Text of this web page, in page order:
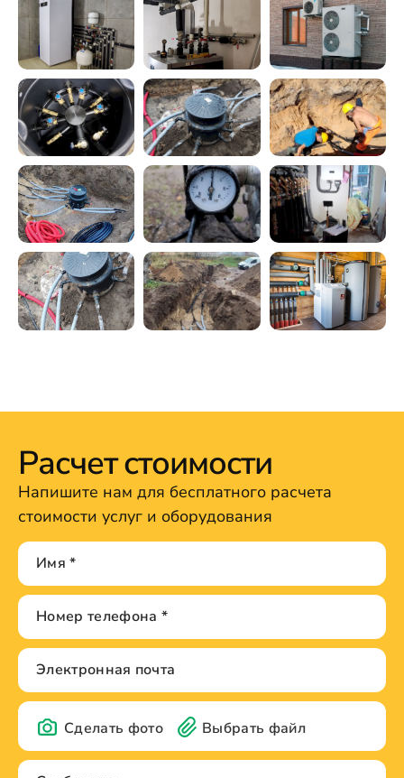
Расчет стоимости
Напишите нам для бесплатного расчета
стоимости услуг и оборудования
Сделать фото Выбрать файл